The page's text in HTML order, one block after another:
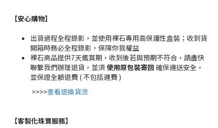
【安心購物】
出貨過程全程錄影，並使用裸石專用高保護性盒裝；收到貨
開箱時務必全程錄影，保障你我權益
裸石商品提供7天鑑賞期，收到後若與預期不符合，請盡快
聯繫我們辦理退貨，並須 使用原包裝寄回 確保運送安全，
並保證全額退費 ( 不包括運費 )
>>>>查看退換貨流
【客製化珠寶服務】